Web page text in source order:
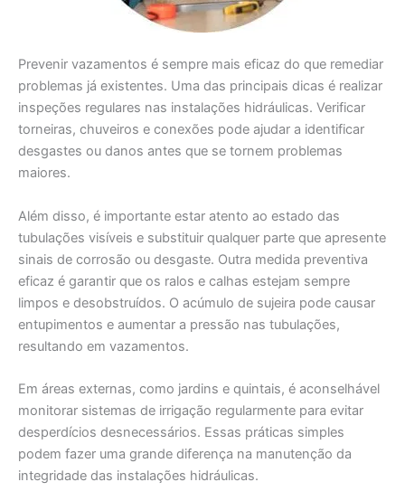
Prevenir vazamentos é sempre mais eficaz do que remediar
problemas já existentes. Uma das principais dicas é realizar
inspeções regulares nas instalações hidráulicas. Verificar
torneiras, chuveiros e conexões pode ajudar a identificar
desgastes ou danos antes que se tornem problemas
maiores.
Além disso, é importante estar atento ao estado das
tubulações visíveis e substituir qualquer parte que apresente
sinais de corrosão ou desgaste. Outra medida preventiva
eficaz é garantir que os ralos e calhas estejam sempre
limpos e desobstruídos. O acúmulo de sujeira pode causar
entupimentos e aumentar a pressão nas tubulações,
resultando em vazamentos.
Em áreas externas, como jardins e quintais, é aconselhável
monitorar sistemas de irrigação regularmente para evitar
desperdícios desnecessários. Essas práticas simples
podem fazer uma grande diferença na manutenção da
integridade das instalações hidráulicas.